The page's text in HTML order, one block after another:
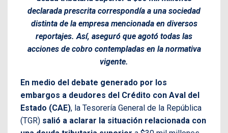
declarada prescrita correspondía a una sociedad
distinta de la empresa mencionada en diversos
reportajes. Así, aseguró que agotó todas las
acciones de cobro contempladas en la normativa
vigente.
En medio del debate generado por los
embargos a deudores del Crédito con Aval del
Estado (CAE), la Tesorería General de la República
(TGR) salió a aclarar la situación relacionada con